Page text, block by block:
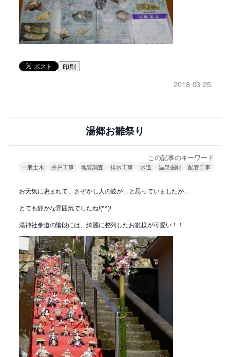
印刷
2018-03-25
湯郷お雛祭り
この記事のキーワード
一般土木 井戸工事 地質調査 排水工事 水道 温泉掘削 配管工事
お天気に恵まれて、さぞかし人の波が…と思っていましたが…
とても静かな雰囲気でしたね!(^^)!
湯神社参道の階段には、綺麗に整列したお雛様が可愛い！！